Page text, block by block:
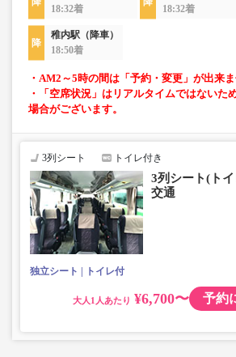
18:32着
18:32着
稚内駅（降車）
18:50着
・AM2～5時の間は「予約・変更」が出来ま
・「空席状況」はリアルタイムではないた
場合がございます。
3列シート トイレ付き
3列シート(ト
交通
独立シート トイレ付
大人 ¥6,700〜 予約